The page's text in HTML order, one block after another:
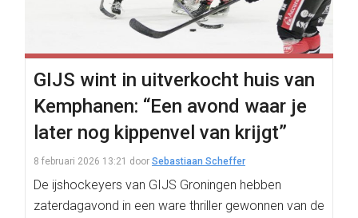
GIJS wint in uitverkocht huis van
Kemphanen: “Een avond waar je
later nog kippenvel van krijgt”
8 februari 2026 13:21 door Sebastiaan Scheffer
De ijshockeyers van GIJS Groningen hebben
zaterdagavond in een ware thriller gewonnen van de